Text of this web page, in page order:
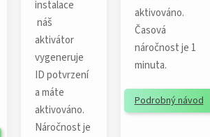
instalace
náš
aktivátor
vygeneruje
ID potvrzení
a máte
aktivováno.
Náročnost je
aktivováno.
Časová
náročnost je 1
minuta.
Podrobný návod